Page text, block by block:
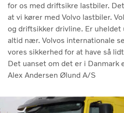
for os med driftsikre lastbiler.
at vi kører med Volvo lastbiler. Volvo har en utrolig stabil
og driftsikker drivline. Er
altid nær. Volvos internationale
vores sikkerhed for at have så
Det uanset om det er i Danmark
Alex Andersen Ølund A/S